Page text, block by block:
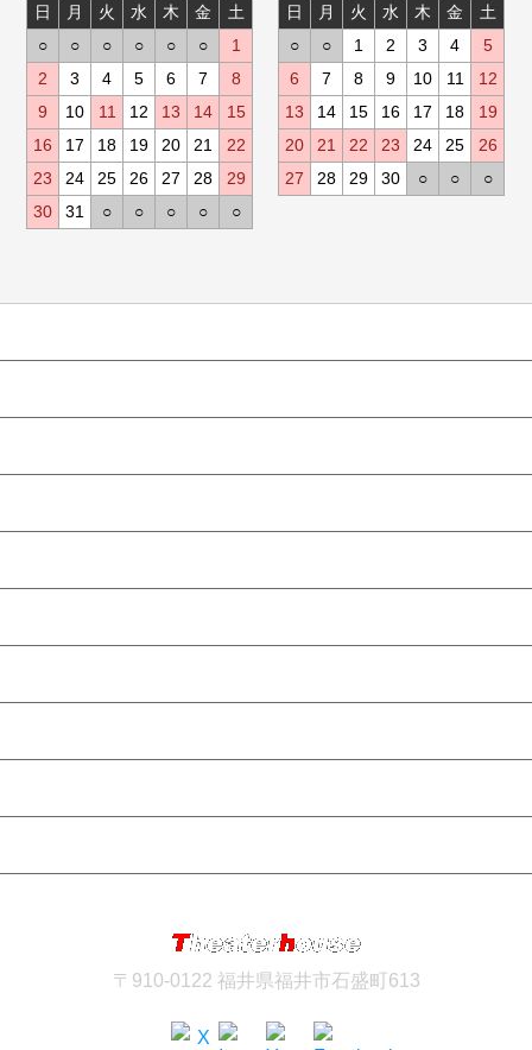
日 月 火 水 木 金
土
○
○ ○ ○ ○ ○
1
2
3 4 5 6 7
8
9
10 11 12 13 14
15
16
17 18 19 20 21
22
23
24 25 26 27 28
29
30
31 ○ ○ ○ ○ ○
日 月 火 水 木 金
土
○
○ 1 2 3 4
5
6
7 8 9 10 11
12
13
14 15 16 17 18
19
20
21 22 23 24 25
26
27
28 29 30 ○ ○ ○
〒910-0122 福井県福井市石盛町613